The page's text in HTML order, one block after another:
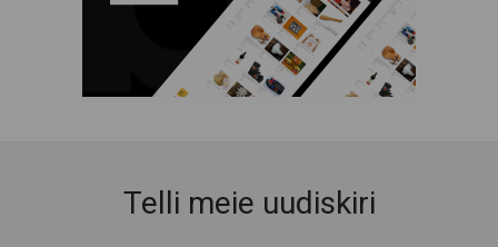
Telli meie uudiskiri